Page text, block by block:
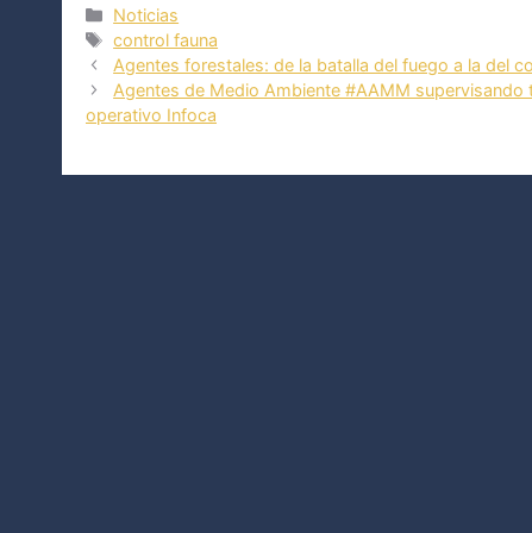
Categorías
Noticias
Etiquetas
control fauna
Agentes forestales: de la batalla del fuego a la del
Agentes de Medio Ambiente #AAMM
operativo Infoca